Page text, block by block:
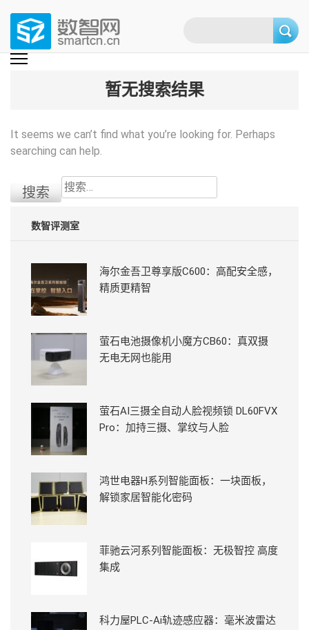
content
(Press
数智网
智能家居第一资讯门户 | 智能家居系统，智能家居产品，智能家居解决方
暂无搜索结果
It seems we can’t find what you’re looking for. Perhaps
searching can help.
搜
索：
数智评测室
海尔金吾卫尊享版C600：高配安全感，
精质更精智
萤石电池摄像机小魔方CB60：真双摄
无电无网也能用
萤石AI三摄全自动人脸视频锁 DL60FVX
Pro：加持三摄、掌纹与人脸
鸿世电器H系列智能面板：一块面板，
解锁家居智能化密码
菲驰云河系列智能面板：无极智控 高度
集成
科力屋PLC-Ai轨迹感应器：毫米波雷达